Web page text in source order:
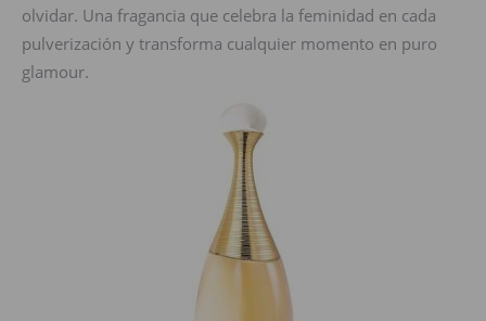
olvidar. Una fragancia que celebra la feminidad en cada
pulverización y transforma cualquier momento en puro
glamour.